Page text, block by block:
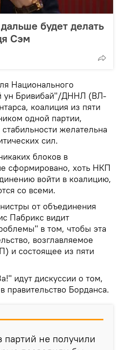
будет делать
Сэм
Национального
ун Бривибай"/ДННЛ (ВЛ-
коалиция из пяти
одной партии,
желательна
сил.
блоков в
сформировано, хоть НКП
войти в коалицию,
со всеми.
от объединения
Пабрикс видит
в том, чтобы эта
возглавляемое
и состоящее из пяти
идут дискуссии о том,
правительство Борданса.
не получили